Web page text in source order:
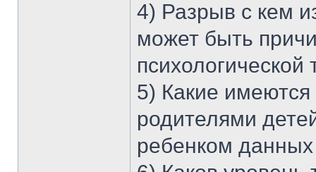
4) Разрыв с кем
может быть
5) Какие
родителями
ребенком